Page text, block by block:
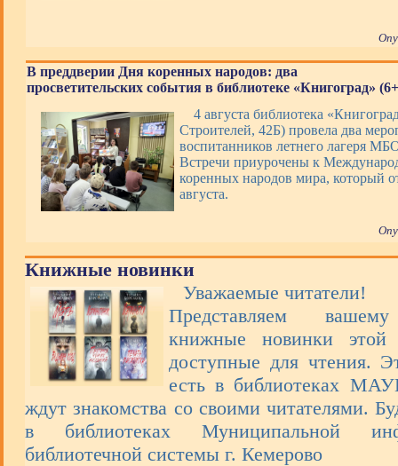
В преддверии Дня коренных народов: два
просветительских события в библиотеке «Книгоград»
4 августа библиотека
Строителей, 42Б) провела два
воспитанников летнего лагеря
Встречи приурочены к
коренных народов мира, который
августа.
Книжные новинки
Уважаемые читатели!
Представляем
книжные новинки
доступные для чтения.
есть в библиотеках
ждут знакомства со своими читателями.
в библиотеках Муниципальной
библиотечной системы г. Кемерово